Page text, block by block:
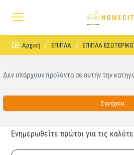
homeΕΠΙΠΛΑ ΕΠΙΠΛΑ
Δεν υπάρχουν προϊόντα σε αυτήν την
Συνέχεια
Ενημερωθείτε πρώτοι για τις
E-